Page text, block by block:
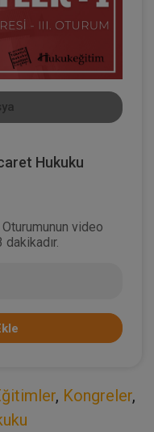
Hukuku
video
, Kongreler,